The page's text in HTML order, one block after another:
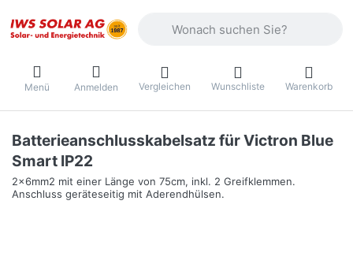
Menü Anmelden Vergleichen Wunschliste Warenkorb
Batterieanschlusskabelsatz für Victron Blue
Smart IP22
2x6mm2 mit einer Länge von 75cm, inkl. 2 Greifklemmen.
Anschluss geräteseitig mit Aderendhülsen.